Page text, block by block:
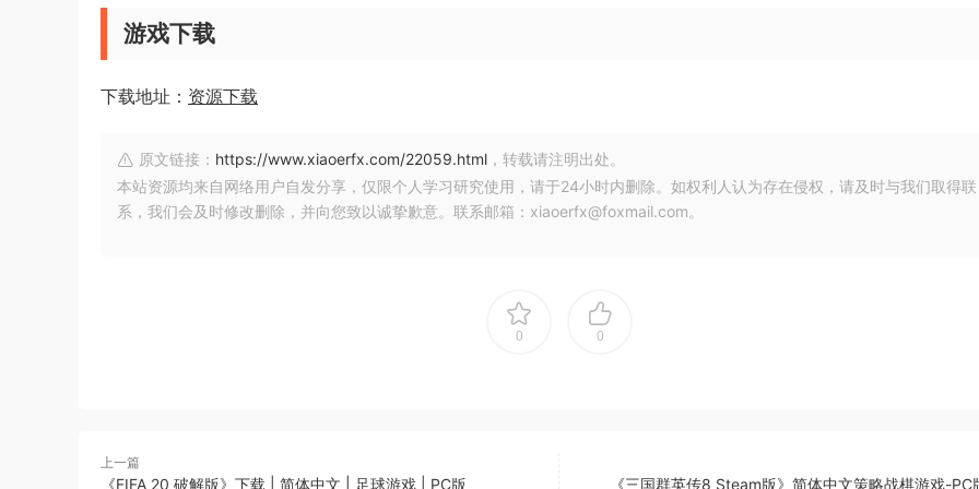
游戏下载
下载地址： 资源下载
原文链接： https://www.xiaoerfx.com/22059.html ，转载请注明出处。
本站资源均来自网络用户自发分享，仅限个人学习研究使用，请于24小时内删除。如权利人认为存在侵权，请及时与我们取得联
系，我们会及时修改删除，并向您致以诚挚歉意。联系邮箱：xiaoerfx@foxmail.com。
0 0
上一篇
《FIFA 20 破解版》下载 | 简体中文 | 足球游戏 | PC版 《三国群英传8 Steam版》简体中文策略战棋游戏-PC